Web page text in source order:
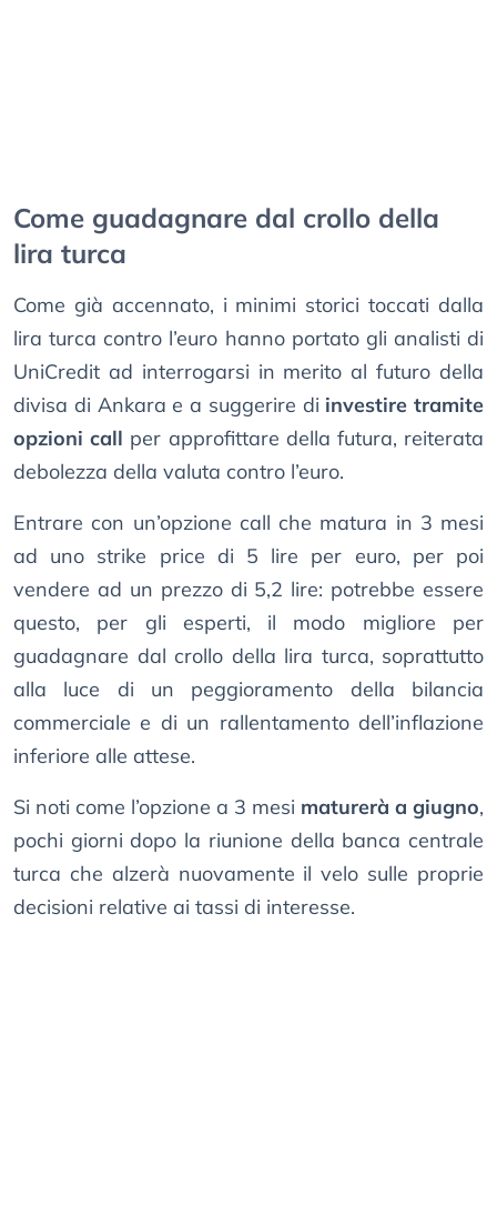
Come guadagnare dal crollo della
lira turca
Come già accennato, i minimi storici toccati dalla
lira turca contro l’euro hanno portato gli analisti di
UniCredit ad interrogarsi in merito al futuro della
divisa di Ankara e a suggerire di investire tramite
opzioni call per approfittare della futura, reiterata
debolezza della valuta contro l’euro.
Entrare con un’opzione call che matura in 3 mesi
ad uno strike price di 5 lire per euro, per poi
vendere ad un prezzo di 5,2 lire: potrebbe essere
questo, per gli esperti, il modo migliore per
guadagnare dal crollo della lira turca, soprattutto
alla luce di un peggioramento della bilancia
commerciale e di un rallentamento dell’inflazione
inferiore alle attese.
Si noti come l’opzione a 3 mesi maturerà a giugno,
pochi giorni dopo la riunione della banca centrale
turca che alzerà nuovamente il velo sulle proprie
decisioni relative ai tassi di interesse.